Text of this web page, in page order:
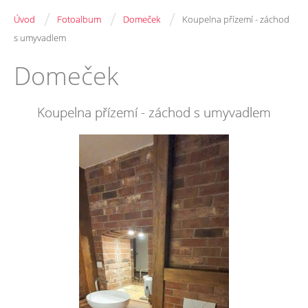
Úvod / Fotoalbum / Domeček /
Koupelna přízemí - záchod
s umyvadlem
Domeček
Koupelna přízemí - záchod s umyvadlem